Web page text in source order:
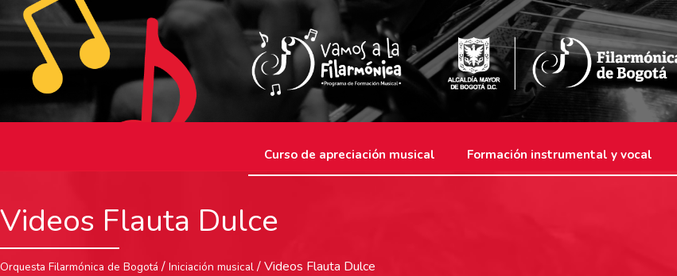
Curso de apreciación musical Formación instrumental y vocal
Videos Flauta Dulce
Orquesta Filarmónica de Bogotá / Iniciación musical/ Videos Flauta Dulce